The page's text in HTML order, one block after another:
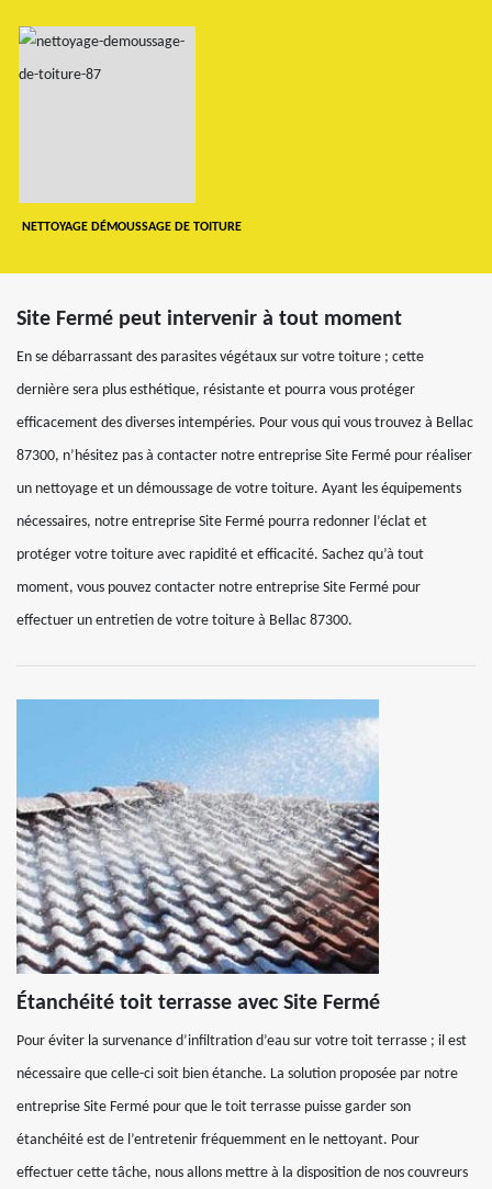
NETTOYAGE DÉMOUSSAGE DE TOITURE
Site Fermé peut intervenir à tout moment
En se débarrassant des parasites végétaux sur votre toiture ; cette
dernière sera plus esthétique, résistante et pourra vous protéger
efficacement des diverses intempéries. Pour vous qui vous trouvez à Bellac
87300, n’hésitez pas à contacter notre entreprise Site Fermé pour réaliser
un nettoyage et un démoussage de votre toiture. Ayant les équipements
nécessaires, notre entreprise Site Fermé pourra redonner l’éclat et
protéger votre toiture avec rapidité et efficacité. Sachez qu’à tout
moment, vous pouvez contacter notre entreprise Site Fermé pour
effectuer un entretien de votre toiture à Bellac 87300.
Étanchéité toit terrasse avec Site Fermé
Pour éviter la survenance d’infiltration d’eau sur votre toit terrasse ; il est
nécessaire que celle-ci soit bien étanche. La solution proposée par notre
entreprise Site Fermé pour que le toit terrasse puisse garder son
étanchéité est de l’entretenir fréquemment en le nettoyant. Pour
effectuer cette tâche, nous allons mettre à la disposition de nos couvreurs